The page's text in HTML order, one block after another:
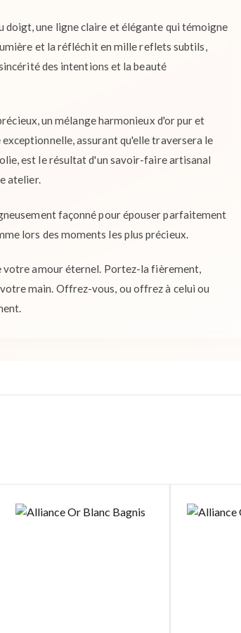
doigt, une ligne claire et élégante qui témoigne
et la réfléchit en mille reflets subtils,
des intentions et la beauté
un mélange harmonieux d'or pur et
assurant qu'elle traversera le
est le résultat d'un savoir-faire artisanal
atelier.
façonné pour épouser parfaitement
lors des moments les plus précieux.
votre amour éternel. Portez-la fièrement,
main. Offrez-vous, ou offrez à celui ou